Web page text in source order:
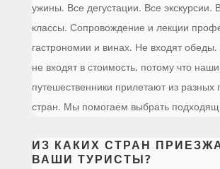
ужины. Все дегустации. Все экскурсии.
классы. Сопровождение и лекции
гастрономии и винах. Не входят
не входят в стоимость, потому что наши
путешественники прилетают из разных
стран. Мы помогаем выбрать
ИЗ КАКИХ СТРАН
ВАШИ ТУРИСТЫ?